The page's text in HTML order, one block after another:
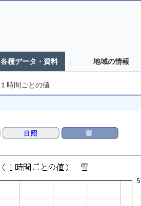
各種データ・資料 地域の情報
１時間ごとの値